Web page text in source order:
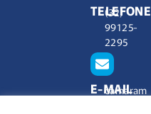
TELEFONE
(32)
99125-
2295
E-MAIL
camaram